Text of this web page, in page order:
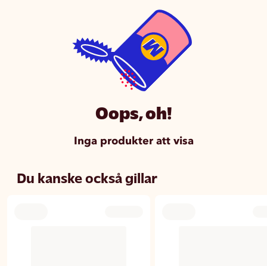
Oops, oh!
Inga produkter att visa
Du kanske också gillar